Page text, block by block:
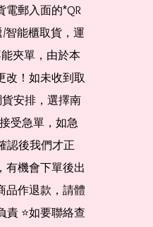
電郵入面的*QR
智能櫃取貨，運
夾單，由於本
改！如未收到取
安排，選擇南
受急單，如急
認後我們才正
有機會下單後出
品作退款，請體
⭐️如要聯絡查